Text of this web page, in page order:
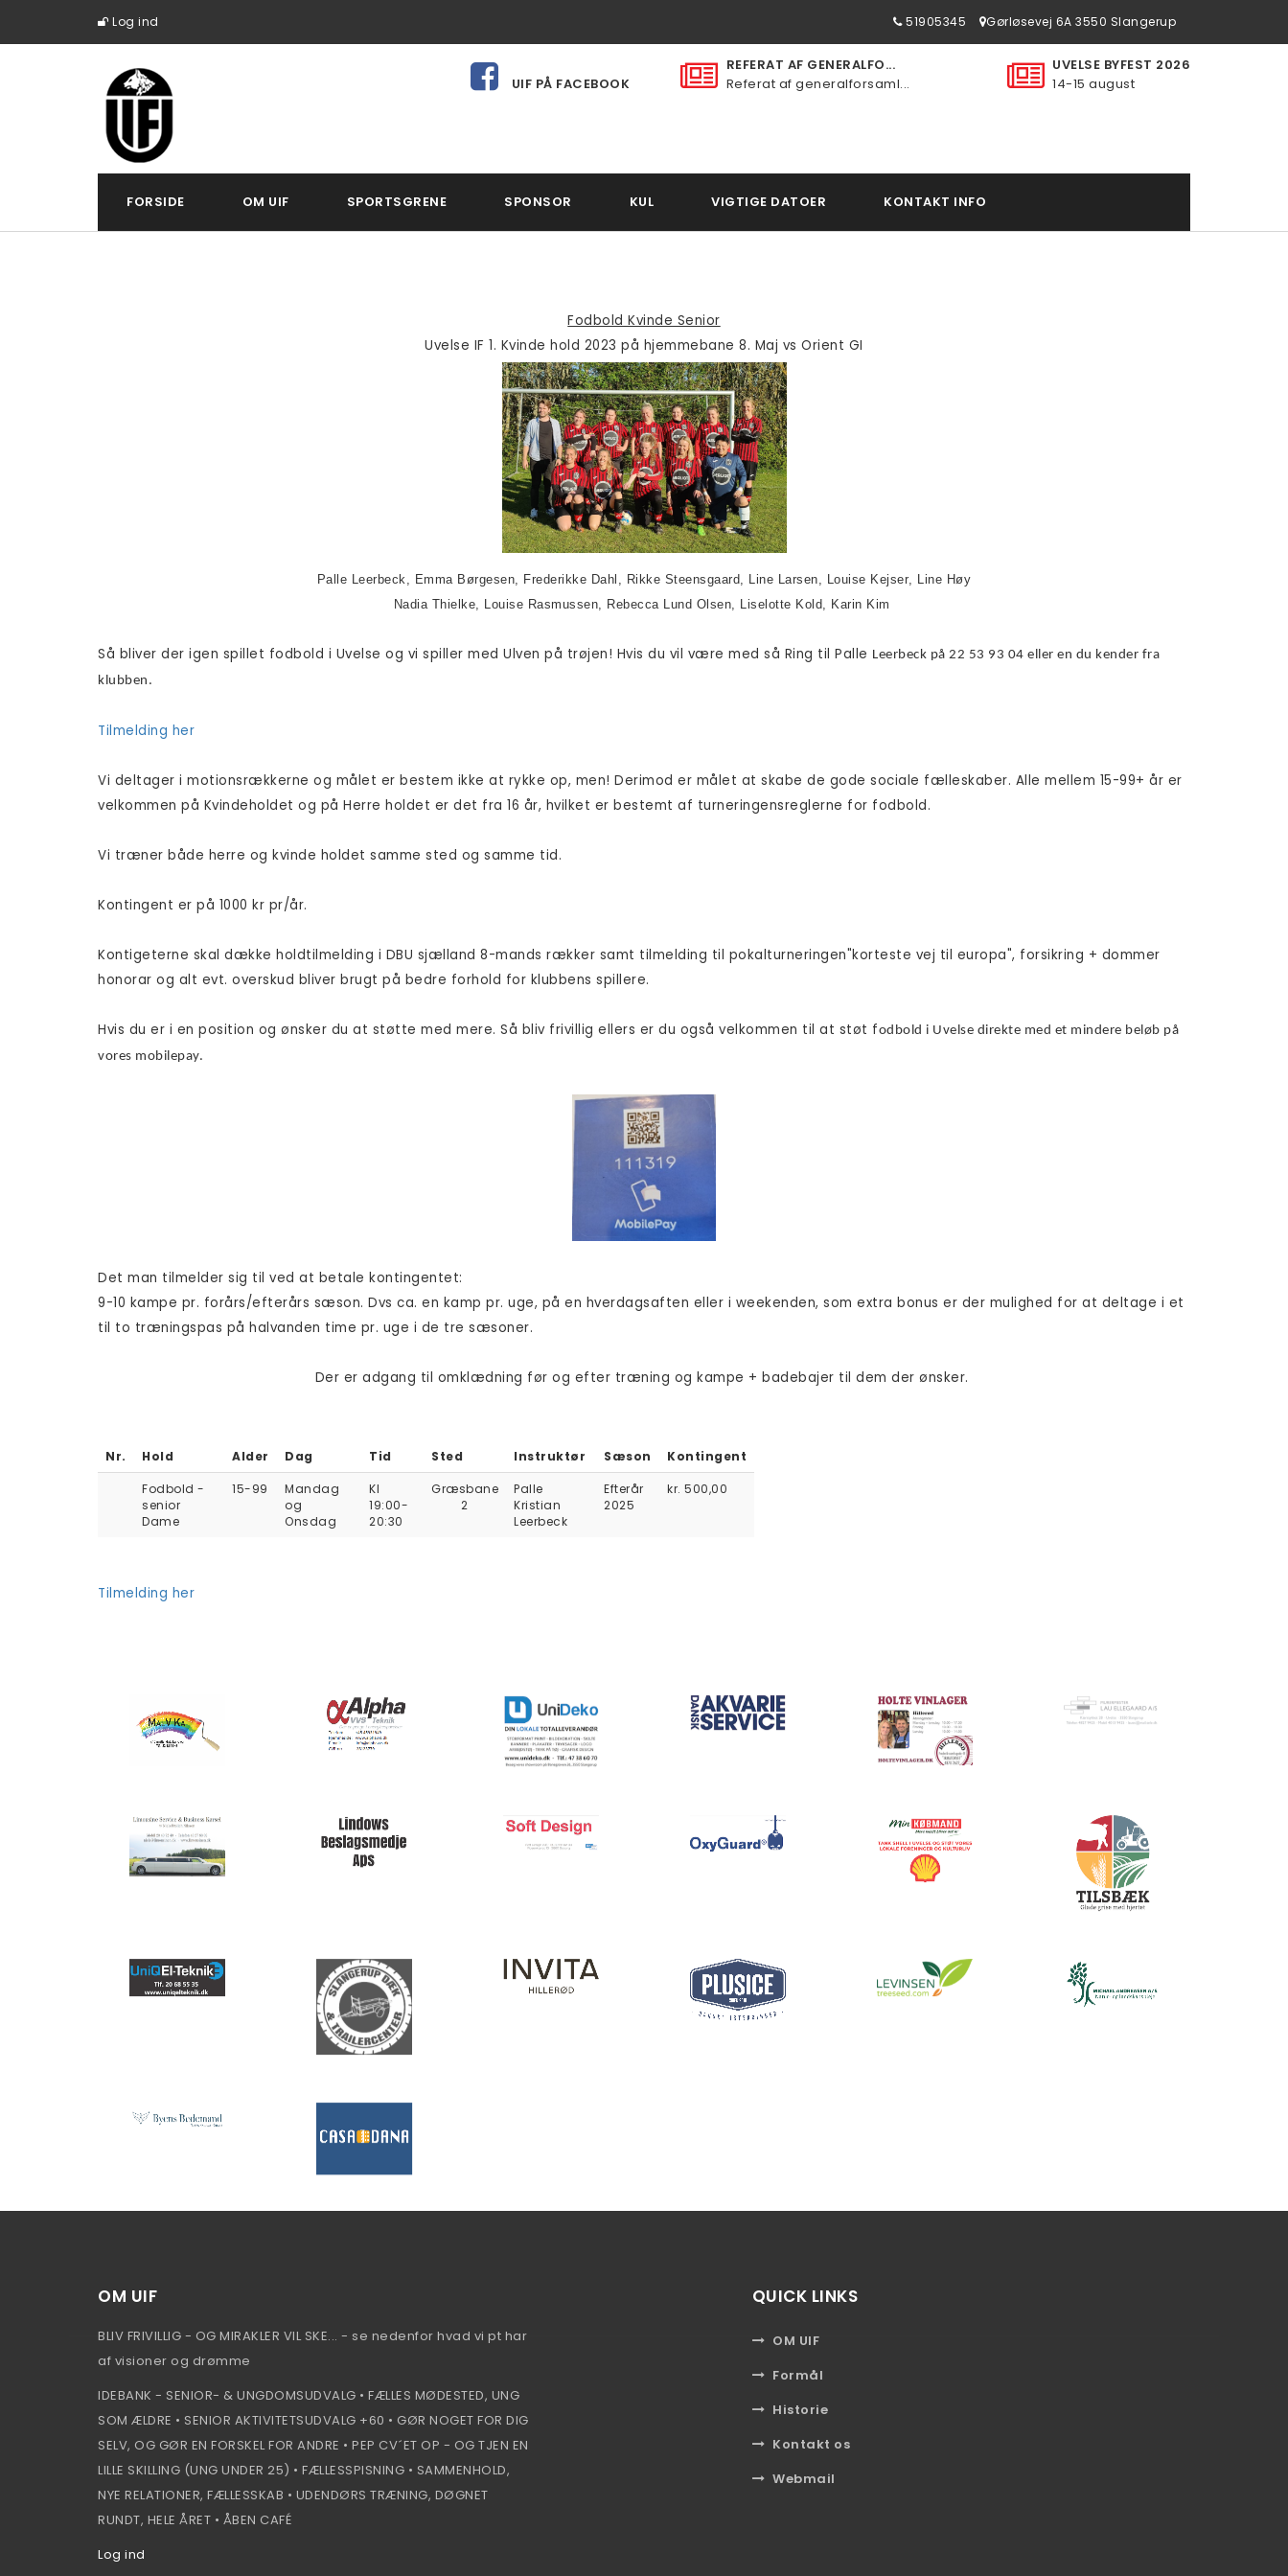
Log ind 51905345 Gørløsevej 6A 3550 Slangerup
UIF PÅ FACEBOOK
REFERAT AF GENERALFO...
Referat af generalforsaml...
UVELSE BYFEST 2026
14-15 august
FORSIDE OM UIF SPORTSGRENE SPONSOR KUL VIGTIGE DATOER KONTAKT INFO
Fodbold Kvinde Senior
Uvelse IF 1. Kvinde hold 2023 på hjemmebane 8. Maj vs Orient GI
Palle Leerbeck, Emma Børgesen, Frederikke Dahl, Rikke Steensgaard, Line Larsen, Louise Kejser, Line Høy
Nadia Thielke, Louise Rasmussen, Rebecca Lund Olsen, Liselotte Kold, Karin Kim
Så bliver der igen spillet fodbold i Uvelse og vi spiller med Ulven på trøjen! Hvis du vil være med så Ring til Palle Leerbeck på 22 53 93 04 eller en du kender fra
klubben.
Tilmelding her
Vi deltager i motionsrækkerne og målet er bestem ikke at rykke op, men! Derimod er målet at skabe de gode sociale fælleskaber. Alle mellem 15-99+ år er
velkommen på Kvindeholdet og på Herre holdet er det fra 16 år, hvilket er bestemt af turneringensreglerne for fodbold.
Vi træner både herre og kvinde holdet samme sted og samme tid.
Kontingent er på 1000 kr pr/år.
Kontigeterne skal dække holdtilmelding i DBU sjælland 8-mands rækker samt tilmelding til pokalturneringen"korteste vej til europa", forsikring + dommer
honorar og alt evt. overskud bliver brugt på bedre forhold for klubbens spillere.
Hvis du er i en position og ønsker du at støtte med mere. Så bliv frivillig ellers er du også velkommen til at støt fodbold i Uvelse direkte med et mindere beløb på
vores mobilepay.
Det man tilmelder sig til ved at betale kontingentet:
9-10 kampe pr. forårs/efterårs sæson. Dvs ca. en kamp pr. uge, på en hverdagsaften eller i weekenden, som extra bonus er der mulighed for at deltage i et
til to træningspas på halvanden time pr. uge i de tre sæsoner.
Der er adgang til omklædning før og efter træning og kampe + badebajer til dem der ønsker.
Nr. Hold Alder Dag Tid Sted Instruktør Sæson
Kontingent
Fodbold -
senior
Dame
15-99
Mandag
og
Onsdag
Kl
19:00-
20:30
Græsbane
2
Palle
Kristian
Leerbeck
Efterår
2025
kr. 500,00
Tilmelding her
OM UIF
BLIV FRIVILLIG - OG MIRAKLER VIL SKE... - se nedenfor hvad vi pt har
af visioner og drømme
IDEBANK - SENIOR- & UNGDOMSUDVALG • FÆLLES MØDESTED, UNG
SOM ÆLDRE • SENIOR AKTIVITETSUDVALG +60 • GØR NOGET FOR DIG
SELV, OG GØR EN FORSKEL FOR ANDRE • PEP CV´ET OP - OG TJEN EN
LILLE SKILLING (UNG UNDER 25) • FÆLLESSPISNING • SAMMENHOLD,
NYE RELATIONER, FÆLLESSKAB • UDENDØRS TRÆNING, DØGNET
RUNDT, HELE ÅRET • ÅBEN CAFÉ
Log ind
QUICK LINKS
OM UIF
Formål
Historie
Kontakt os
Webmail